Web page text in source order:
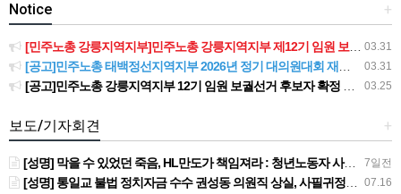
+
Notice
03.31
[민주노총 강릉지역지부]민주노총 강릉지역지부 제12기 임원 보궐선거결과 공고
03.31
[공고]민주노총 태백정선지역지부 2026년 정기 대의원대회 재소집 건
03.25
[공고]민주노총 강릉지역지부 12기 임원 보궐선거 후보자 확정 공고
+
보도/기자회견
7일전
[성명] 막을 수 있었던 죽음, HL만도가 책임져라 : 청년노동자 사망사고의 철저한 진상규명과 재발방지 대책 마련하라
07.16
[성명] 통일교 불법 정치자금 수수 권성동 의원직 상실, 사필귀정이다